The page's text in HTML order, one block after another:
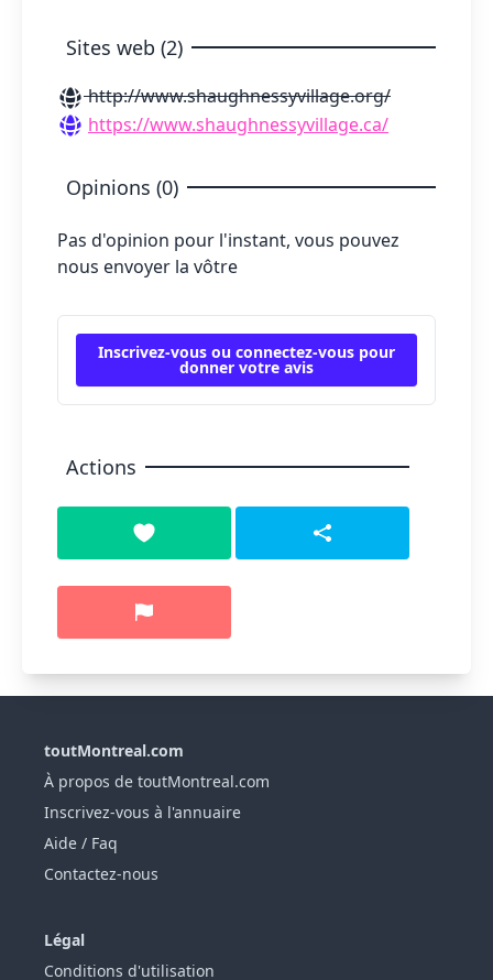
Sites web (2)
http://www.shaughnessyvillage.org/
https://www.shaughnessyvillage.ca/
Opinions (0)
Pas d'opinion pour l'instant, vous pouvez
nous envoyer la vôtre
Inscrivez-vous ou connectez-vous pour
donner votre avis
Actions
toutMontreal.com
À propos de toutMontreal.com
Inscrivez-vous à l'annuaire
Aide / Faq
Contactez-nous
Légal
Conditions d'utilisation